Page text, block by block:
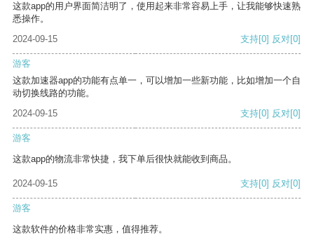
这款app的用户界面简洁明了，使用起来非常容易上手，让我能够快速熟
悉操作。
2024-09-15
支持[0] 反对[0]
游客
这款加速器app的功能有点单一，可以增加一些新功能，比如增加一个自
动切换线路的功能。
2024-09-15
支持[0] 反对[0]
游客
这款app的物流非常快捷，我下单后很快就能收到商品。
2024-09-15 支持[0] 反对[0]
游客
这款软件的价格非常实惠，值得推荐。